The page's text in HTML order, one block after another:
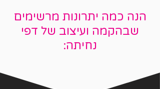
הנה כמה יתרונות מרשימים
שבהקמה ועיצוב של דפי
נחיתה: